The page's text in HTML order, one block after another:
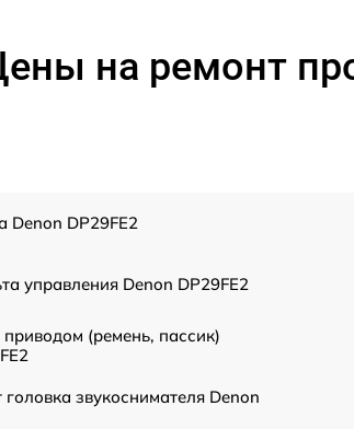
на ремонт
Denon DP29FE2
управления Denon DP29FE2
(ремень, пассик)
звукоснимателя Denon